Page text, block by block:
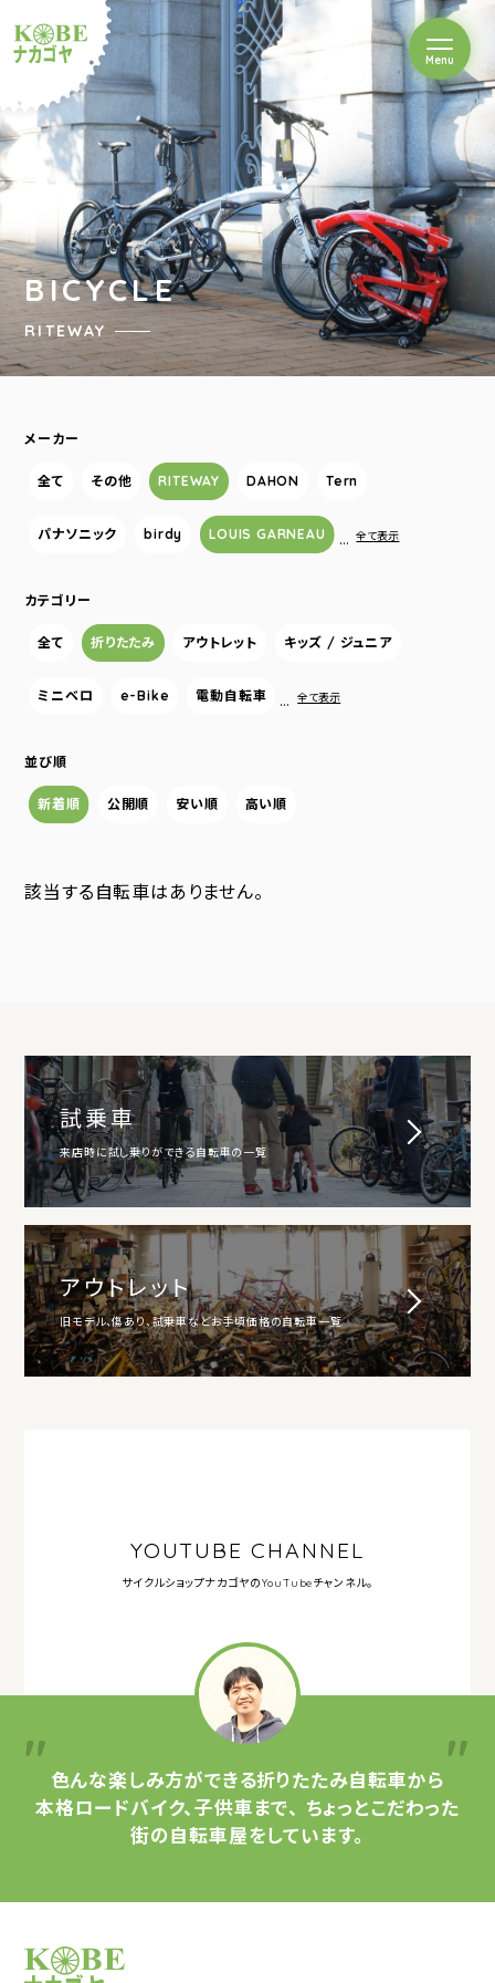
ルショップナカゴヤ
Menuを開閉
BICYCLE
RITEWAY
メーカー
全て その他 RITEWAY DAHON Tern
パナソニック birdy LOUIS GARNEAU … 全て表示
カテゴリー
全て 折りたたみ アウトレット キッズ / ジュニア
ミニベロ e-Bike 電動自転車 … 全て表示
並び順
新着順 公開順 安い順 高い順
該当する自転車はありません。
試乗車
来店時に試し乗りができる自転車の一覧
アウトレット
旧モデル、傷あり、試乗車などお手頃価格の自転車一覧
YOUTUBE CHANNEL
サイクルショップナカゴヤのYouTubeチャンネル。
色んな楽しみ方ができる折りたたみ自転車から
本格ロードバイク、子供車まで、 ちょっとこだわった
街の自転車屋をしています。
サイクルショップナカゴヤ